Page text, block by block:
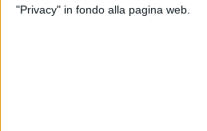
"Privacy" in fondo alla pagina web.